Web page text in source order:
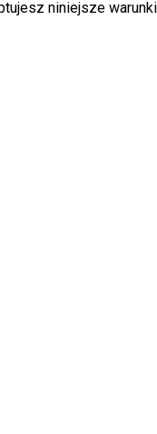
niniejsze
z Roksaną
codziennej
przez
Warto
przypadku
tak i
dentystę.